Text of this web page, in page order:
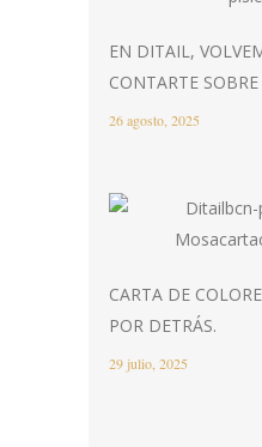
EN DITAIL,
CONTARTE
26 agosto, 2025
CARTA DE
POR DETRÁS.
29 julio, 2025